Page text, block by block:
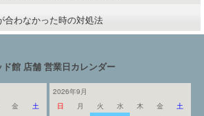
合わなかった時の対処法
ド館 店舗 営業日カレンダー
金
土
2026年9月
日
月 火 水 木 金
土